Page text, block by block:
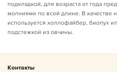
подкладкой, для возраста от года
молниями по всей длине. В качестве
используется холлофайбер, биопух
подстежкой из овчины.
Контакты